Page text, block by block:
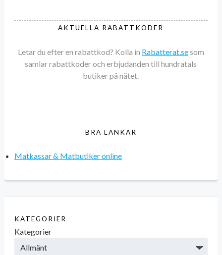
AKTUELLA RABATTKODER
Letar du efter en rabattkod? Kolla in Rabatterat.sesom
samlar rabattkoder och erbjudanden till hundratals
butiker på nätet.
BRA LÄNKAR
Matkassar & Matbutiker online
KATEGORIER
Kategorier